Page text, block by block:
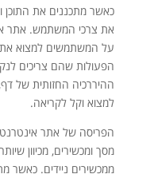
כאשר מתכננים את התוכן
את צרכי המשתמש. אתר
על המשתמשים למצוא
הפעולות שהם צריכים
ההיררכיה החזותית של
למצוא וקל לקריאה.
הפריסה של אתר
מסך ומכשירים, מכיוון
ממכשירים ניידים. כאשר